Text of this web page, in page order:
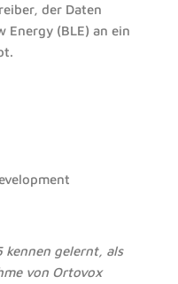
der Daten
Energy (BLE) an ein
kennen gelernt, als
von Ortovox